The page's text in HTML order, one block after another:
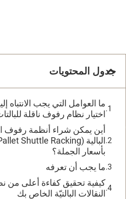
جدول المحتويات
ما العوامل التي يجب الانتباه
اختيار نظام رفوف ناقلة
أين يمكن شراء أنظمة رفوف
بأسعار الجملة؟
ما يجب أن تعرفه
كيفية تحقيق كفاءة أعلى من
النقالات البالتيّة الخاص بك